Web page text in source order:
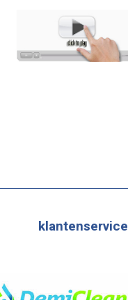
klantenservice